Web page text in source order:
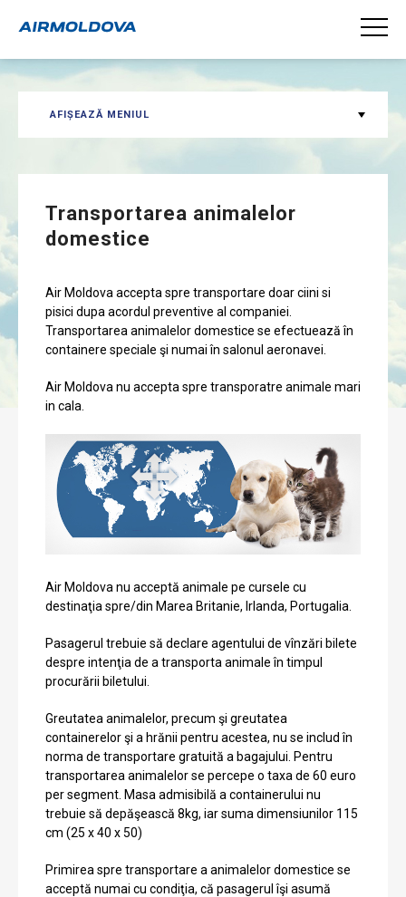
AFIȘEAZĂ MENIUL
Transportarea animalelor
domestice
Air Moldova accepta spre transportare doar ciini si
pisici dupa acordul preventive al companiei.
Transportarea animalelor domestice se efectuează în
containere speciale şi numai în salonul aeronavei.
Air Moldova nu accepta spre transporatre animale mari
in cala.
Air Moldova nu acceptă animale pe cursele cu
destinaţia spre/din Marea Britanie, Irlanda, Portugalia.
Pasagerul trebuie să declare agentului de vînzări bilete
despre intenţia de a transporta animale în timpul
procurării biletului.
Greutatea animalelor, precum şi greutatea
containerelor şi a hrănii pentru acestea, nu se includ în
norma de transportare gratuită a bagajului. Pentru
transportarea animalelor se percepe o taxa de 60 euro
per segment. Masa admisibilă a containerului nu
trebuie să depăşească 8kg, iar suma dimensiunilor 115
cm (25 x 40 x 50)
Primirea spre transportare a animalelor domestice se
acceptă numai cu condiţia, că pasagerul îşi asumă